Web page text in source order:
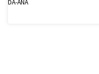
DA-ANA